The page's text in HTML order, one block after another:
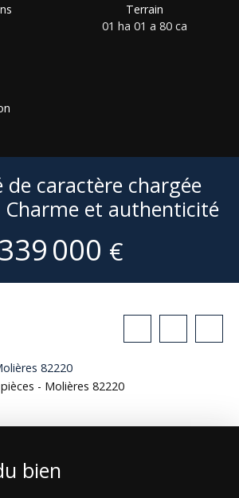
Terrain
01 ha 01 a 80 ca
de caractère chargée
et authenticité
339 000 €
82220
- Molières 82220
bien